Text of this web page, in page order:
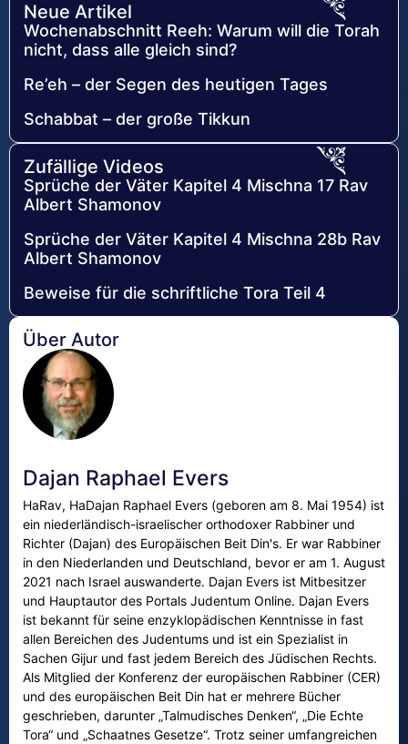
Neue Artikel
Wochenabschnitt Reeh: Warum will die Torah
nicht, dass alle gleich sind?
Re’eh – der Segen des heutigen Tages
Schabbat – der große Tikkun
Zufällige Videos
Sprüche der Väter Kapitel 4 Mischna 17 Rav
Albert Shamonov
Sprüche der Väter Kapitel 4 Mischna 28b Rav
Albert Shamonov
Beweise für die schriftliche Tora Teil 4
Über Autor
Dajan Raphael Evers
HaRav, HaDajan Raphael Evers (geboren am 8. Mai 1954) ist
ein niederländisch-israelischer orthodoxer Rabbiner und
Richter (Dajan) des Europäischen Beit Din's. Er war Rabbiner
in den Niederlanden und Deutschland, bevor er am 1. August
2021 nach Israel auswanderte. Dajan Evers ist Mitbesitzer
und Hauptautor des Portals Judentum Online. Dajan Evers
ist bekannt für seine enzyklopädischen Kenntnisse in fast
allen Bereichen des Judentums und ist ein Spezialist in
Sachen Gijur und fast jedem Bereich des Jüdischen Rechts.
Als Mitglied der Konferenz der europäischen Rabbiner (CER)
und des europäischen Beit Din hat er mehrere Bücher
geschrieben, darunter „Talmudisches Denken“, „Die Echte
Tora“ und „Schaatnes Gesetze“. Trotz seiner umfangreichen